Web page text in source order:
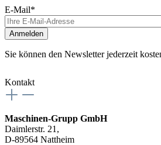
E-Mail*
Anmelden
Sie können den Newsletter jederzeit
Kontakt
Maschinen-Grupp GmbH
Daimlerstr. 21,
D-89564 Nattheim